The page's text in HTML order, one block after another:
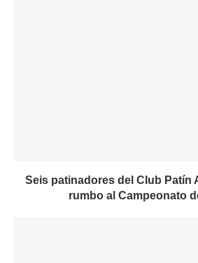
Seis patinadores del Club Patín
rumbo al Campeonato